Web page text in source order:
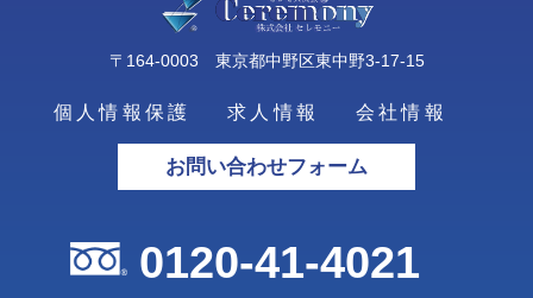
〒164-0003 東京都中野区東中野3-17-15
個人情報保護 求人情報 会社情報
お問い合わせフォーム
0120-41-4021